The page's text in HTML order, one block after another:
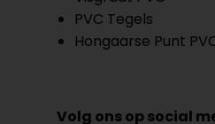
PVC Tegels
Hongaarse Punt
Volg ons op social